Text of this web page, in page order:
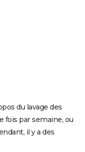
du lavage des
fois par semaine, ou
il y a des